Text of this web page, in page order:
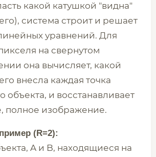
какой катушкой "видна"
система строит и решает
уравнений. Для
на свернутом
она вычисляет, какой
внесла каждая точка
объекта, и восстанавливает
полное изображение.
(R=2):
A и B, находящиеся на